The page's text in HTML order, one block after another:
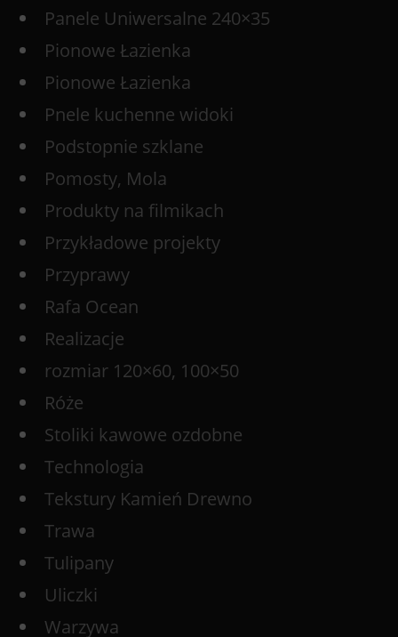
Panele Uniwersalne 240×35
Pionowe Łazienka
Pionowe Łazienka
Pnele kuchenne widoki
Podstopnie szklane
Pomosty, Mola
Produkty na filmikach
Przykładowe projekty
Przyprawy
Rafa Ocean
Realizacje
rozmiar 120×60, 100×50
Róże
Stoliki kawowe ozdobne
Technologia
Tekstury Kamień Drewno
Trawa
Tulipany
Uliczki
Warzywa